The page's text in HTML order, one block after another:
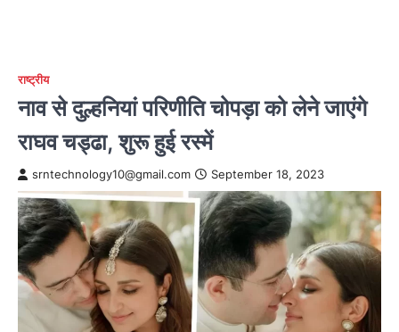
राष्ट्रीय
नाव से दुल्हनियां परिणीति चोपड़ा को लेने जाएंगे
राघव चड्ढा, शुरू हुई रस्में
srntechnology10@gmail.com September 18, 2023